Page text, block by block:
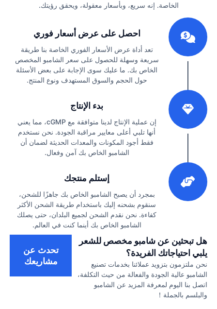
الخاصة. إنه سريع، وبأسعار معقولة، ويحقق رؤيتك.
1
احصل على عرض أسعار فوري
تعد أداة عرض الأسعار الفوري الخاصة بنا طريقة
سريعة وسهلة للحصول على سعر الشامبو المخصص
الخاص بك. ما عليك سوى الإجابة على بعض الأسئلة
حول الحجم والسوق المستهدف ونوع المنتج.
2
بدء الإنتاج
إن عملية الإنتاج لدينا متوافقة مع cGMP، مما يعني
أنها تلبي أعلى معايير مراقبة الجودة. نحن نستخدم
فقط أجود المكونات والمعدات الحديثة لضمان أن
الشامبو الخاص بك آمن وفعال.
3
إستلم منتجك
بمجرد أن يصبح الشامبو الخاص بك جاهزًا للشحن،
سنقوم بشحنه إليك باستخدام طريقة الشحن الأكثر
كفاءة. نحن نقدم الشحن لجميع البلدان، حتى يصلك
الشامبو الخاص بك أينما كنت في العالم.
هل تبحثين عن شامبو مخصص للشعر
يلبي احتياجاتك الفريدة؟
نحن ملتزمون بتزويد عملائنا بخدمات تصنيع
الشامبو عالية الجودة والفعالة من حيث التكلفة،
اتصل بنا اليوم لمعرفة المزيد عن الشامبو
والبلسم بالجملة！
تحدث عن
مشاريعك